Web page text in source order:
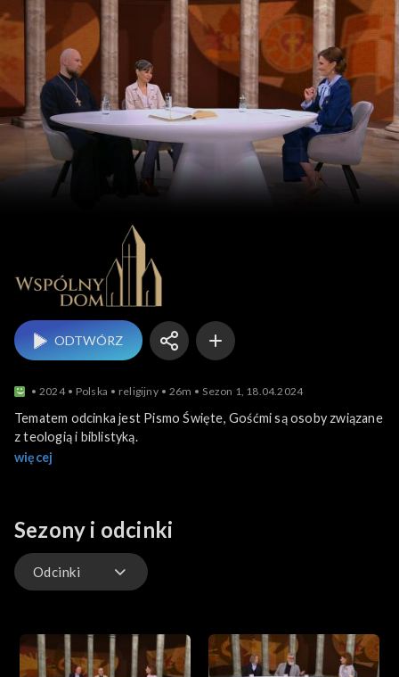
Wspólny
ODTWÓRZ
2024 Polska religijny 26m Sezon 1, 18.04.2024
Tematem odcinka jest Pismo Święte, Gośćmi są osoby związane
z teologią i biblistyką.
więcej
Sezony i odcinki
Odcinki